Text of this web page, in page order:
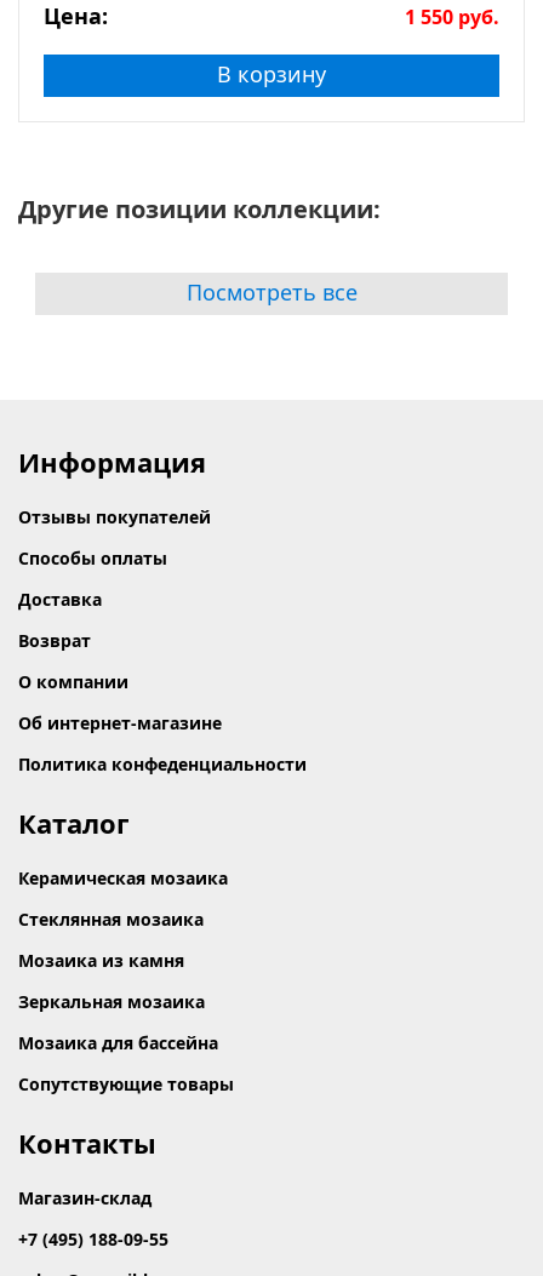
Цена: 1 550 руб.
В корзину
Другие позиции коллекции:
Посмотреть все
Информация
Отзывы покупателей
Способы оплаты
Доставка
Возврат
О компании
Об интернет-магазине
Политика конфеденциальности
Каталог
Керамическая мозаика
Стеклянная мозаика
Мозаика из камня
Зеркальная мозаика
Мозаика для бассейна
Сопутствующие товары
Контакты
Магазин-склад
+7 (495) 188-09-55